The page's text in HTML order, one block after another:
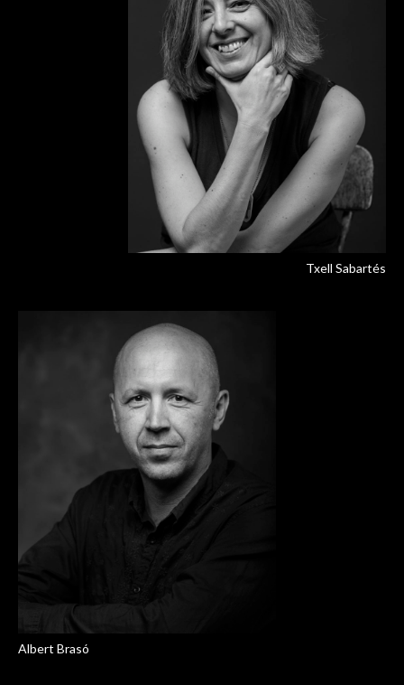
Txell Sabartés
Albert Brasó